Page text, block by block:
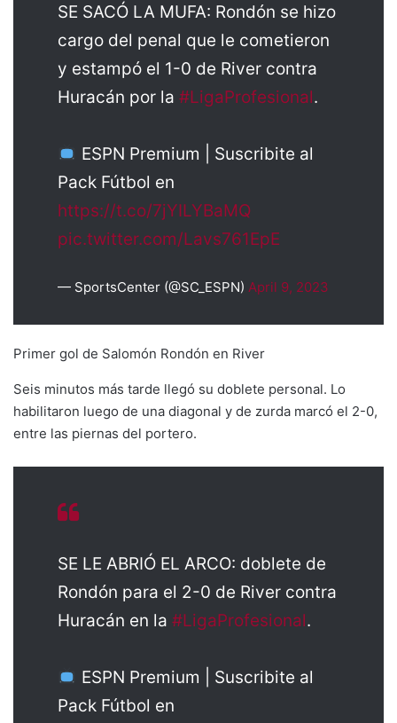
SE SACÓ LA MUFA: Rondón se hizo
cargo del penal que le cometieron
y estampó el 1-0 de River contra
Huracán por la #LigaProfesional.
ESPN Premium | Suscribite al
Pack Fútbol en
https://t.co/7jYILYBaMQ
pic.twitter.com/Lavs761EpE
— SportsCenter (@SC_ESPN) April 9, 2023
Primer gol de Salomón Rondón en River
Seis minutos más tarde llegó su doblete personal. Lo
habilitaron luego de una diagonal y de zurda marcó el 2-0,
entre las piernas del portero.
SE LE ABRIÓ EL ARCO: doblete de
Rondón para el 2-0 de River contra
Huracán en la #LigaProfesional.
ESPN Premium | Suscribite al
Pack Fútbol en